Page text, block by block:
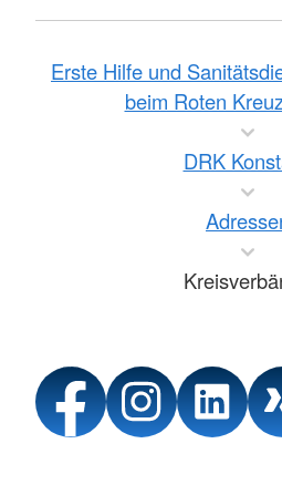
Erste Hilfe und
beim Roten
DRK